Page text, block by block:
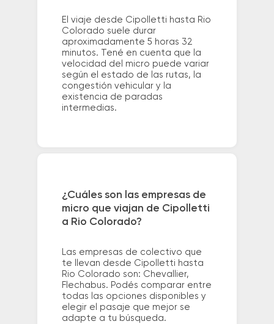
El viaje desde Cipolletti hasta Rio
Colorado suele durar
aproximadamente 5 horas 32
minutos. Tené en cuenta que la
velocidad del micro puede variar
según el estado de las rutas, la
congestión vehicular y la
existencia de paradas
intermedias.
¿Cuáles son las empresas de
micro que viajan de Cipolletti
a Rio Colorado?
Las empresas de colectivo que
te llevan desde Cipolletti hasta
Rio Colorado son: Chevallier,
Flechabus. Podés comparar entre
todas las opciones disponibles y
elegir el pasaje que mejor se
adapte a tu búsqueda.